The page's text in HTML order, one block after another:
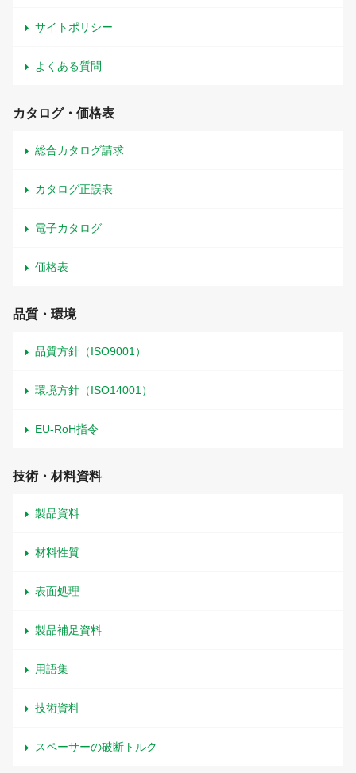
サイトポリシー
よくある質問
カタログ・価格表
総合カタログ請求
カタログ正誤表
電子カタログ
価格表
品質・環境
品質方針（ISO9001）
環境方針（ISO14001）
EU-RoH指令
技術・材料資料
製品資料
材料性質
表面処理
製品補足資料
用語集
技術資料
スペーサーの破断トルク